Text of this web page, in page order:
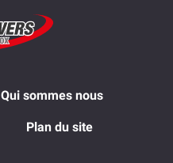
Qui sommes nous
Plan du site